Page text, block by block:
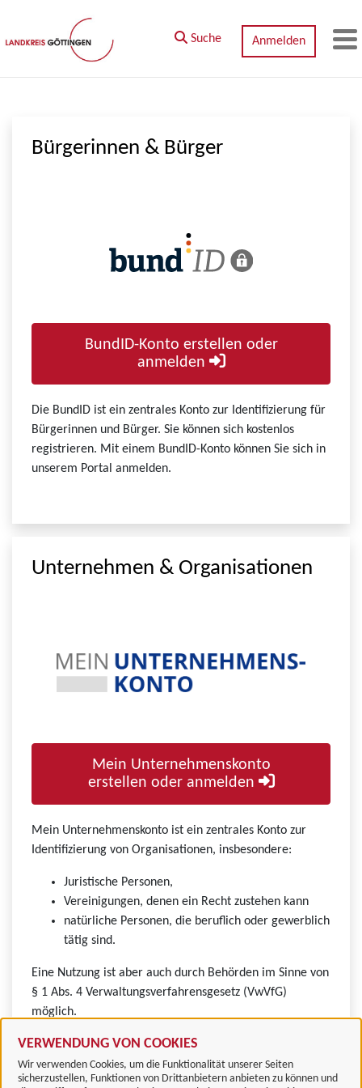
Zum Hauptinhalt springen
VERWENDUNG VON COOKIES
Wir verwenden Cookies, um die Funktionalität unserer Seiten
sicherzustellen, Funktionen von Drittanbietern anbieten zu können und
Suche Anmelden
Bürgerinnen & Bürger
BundID-Konto erstellen oder
anmelden
Die BundID ist ein zentrales Konto zur Identifizierung für
Bürgerinnen und Bürger. Sie können sich kostenlos
registrieren. Mit einem BundID-Konto können Sie sich in
unserem Portal anmelden.
Unternehmen & Organisationen
Mein Unternehmenskonto
erstellen oder anmelden
Mein Unternehmenskonto ist ein zentrales Konto zur
Identifizierung von Organisationen, insbesondere:
Juristische Personen,
Vereinigungen, denen ein Recht zustehen kann
natürliche Personen, die beruflich oder gewerblich
tätig sind.
Eine Nutzung ist aber auch durch Behörden im Sinne von
§ 1 Abs. 4 Verwaltungsverfahrensgesetz (VwVfG)
möglich.